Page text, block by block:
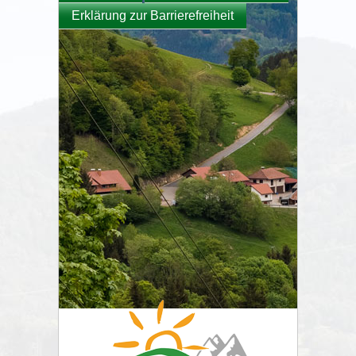
Erklärung zur Barrierefreiheit